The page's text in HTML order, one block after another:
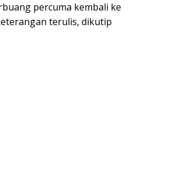
percuma kembali ke
terulis, dikutip